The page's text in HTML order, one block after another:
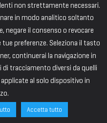
non strettamente necessari.
in modo analitico soltanto
negare il consenso o revocare
preferenze. Seleziona il tasto
continuerai la navigazione in
tracciamento diversi da quelli
al solo dispositivo in
Accetta tutto